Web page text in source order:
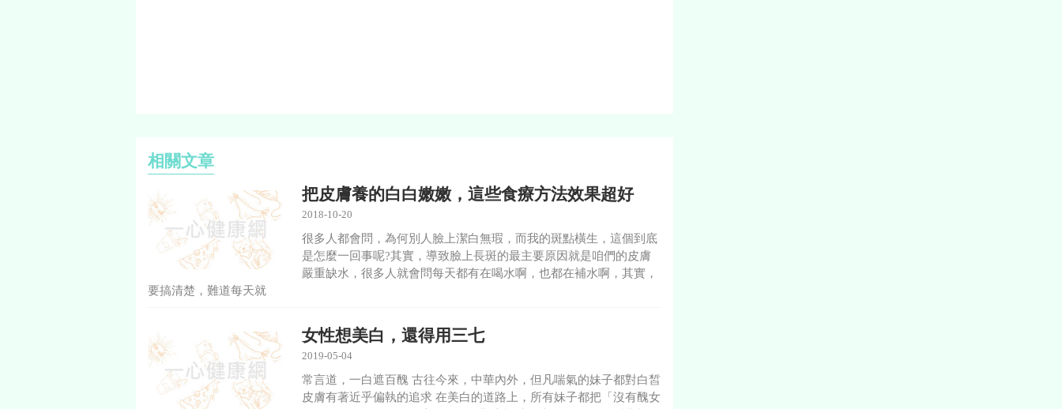
相關文章
把皮膚養的白白嫩嫩，這些食療方法效果超好
2018-10-20
很多人都會問，為何別人臉上潔白無瑕，而我的斑點橫生，這個到底
是怎麼一回事呢?其實，導致臉上長斑的最主要原因就是咱們的皮膚
嚴重缺水，很多人就會問每天都有在喝水啊，也都在補水啊，其實，
要搞清楚，難道每天就
女性想美白，還得用三七
2019-05-04
常言道，一白遮百醜 古往今來，中華內外，但凡喘氣的妹子都對白皙
皮膚有著近乎偏執的追求 在美白的道路上，所有妹子都把「沒有醜女